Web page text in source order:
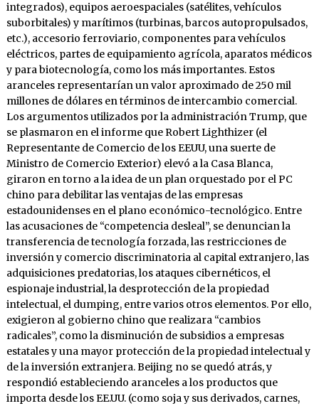
integrados), equipos aeroespaciales (satélites, vehículos
suborbitales) y marítimos (turbinas, barcos autopropulsados,
etc.), accesorio ferroviario, componentes para vehículos
eléctricos, partes de equipamiento agrícola, aparatos médicos
y para biotecnología, como los más importantes. Estos
aranceles representarían un valor aproximado de 250 mil
millones de dólares en términos de intercambio comercial.
Los argumentos utilizados por la administración Trump, que
se plasmaron en el informe que Robert Lighthizer (el
Representante de Comercio de los EEUU, una suerte de
Ministro de Comercio Exterior) elevó a la Casa Blanca,
giraron en torno a la idea de un plan orquestado por el PC
chino para debilitar las ventajas de las empresas
estadounidenses en el plano económico-tecnológico. Entre
las acusaciones de “competencia desleal”, se denuncian la
transferencia de tecnología forzada, las restricciones de
inversión y comercio discriminatoria al capital extranjero, las
adquisiciones predatorias, los ataques cibernéticos, el
espionaje industrial, la desprotección de la propiedad
intelectual, el dumping, entre varios otros elementos. Por ello,
exigieron al gobierno chino que realizara “cambios
radicales”, como la disminución de subsidios a empresas
estatales y una mayor protección de la propiedad intelectual y
de la inversión extranjera. Beijing no se quedó atrás, y
respondió estableciendo aranceles a los productos que
importa desde los EE.UU. (como soja y sus derivados, carnes,